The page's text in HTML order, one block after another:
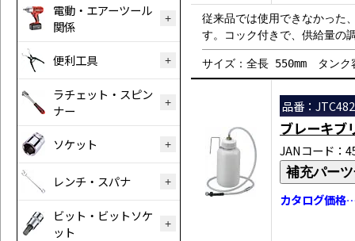
電動・エアーツール
関係
便利工具
ラチェット・スピン
ナー
ソケット
レンチ・スパナ
ビット・ビットソケ
ット
従来品では使用できなかった
す。コック付きで、供給量
サイズ：全長 550mm タンク
品番：
ブレーキブ
JANコード：
補充パー
カタログ価格